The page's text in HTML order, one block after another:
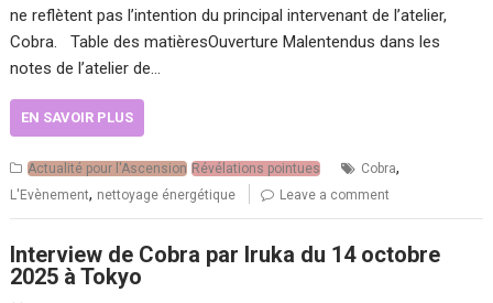
ne reflètent pas l’intention du principal intervenant de l’atelier,
Cobra. Table des matièresOuverture Malentendus dans les
notes de l’atelier de…
EN SAVOIR PLUS
Actualité pour l'Ascension Révélations pointues Cobra,
L'Evènement, nettoyage énergétique Leave a comment
Interview de Cobra par Iruka du 14 octobre
2025 à Tokyo